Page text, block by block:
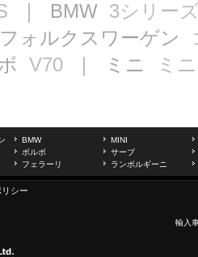
｜ BMW 3シリー
ォルクスワーゲン
V70 ｜ ミニ ミニ
BMW
MINI
ボルボ
サーブ
フェラーリ ランボルギーニ
シー
輸入